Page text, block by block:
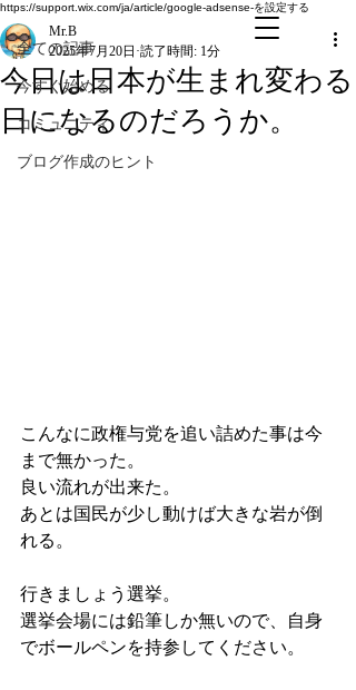
https://support.wix.com/ja/article/google-adsense-を設定する
全ての記事
今すぐ始める
コミュニティ
ブログ作成のヒント
今日は日本が生まれ変わる
日になるのだろうか。
Mr.B
2025年7月20日 読了時間: 1分
こんなに政権与党を追い詰めた事は今
まで無かった。
良い流れが出来た。
あとは国民が少し動けば大きな岩が倒
れる。
行きましょう選挙。
選挙会場には鉛筆しか無いので、自身
でボールペンを持参してください。